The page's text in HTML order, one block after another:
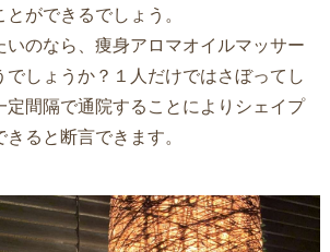
ができるでしょう。
のなら、痩身アロマオイルマッサー
でしょうか？１人だけではさぼってし
定間隔で通院することによりシェイプ
ると断言できます。